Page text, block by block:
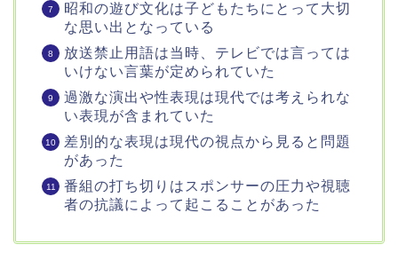
昭和の遊び文化は子どもたちにとって大切
な思い出となっている
放送禁止用語は当時、テレビでは言っては
いけない言葉が定められていた
過激な演出や性表現は現代では考えられな
い表現が含まれていた
差別的な表現は現代の視点から見ると問題
があった
番組の打ち切りはスポンサーの圧力や視聴
者の抗議によって起こることがあった